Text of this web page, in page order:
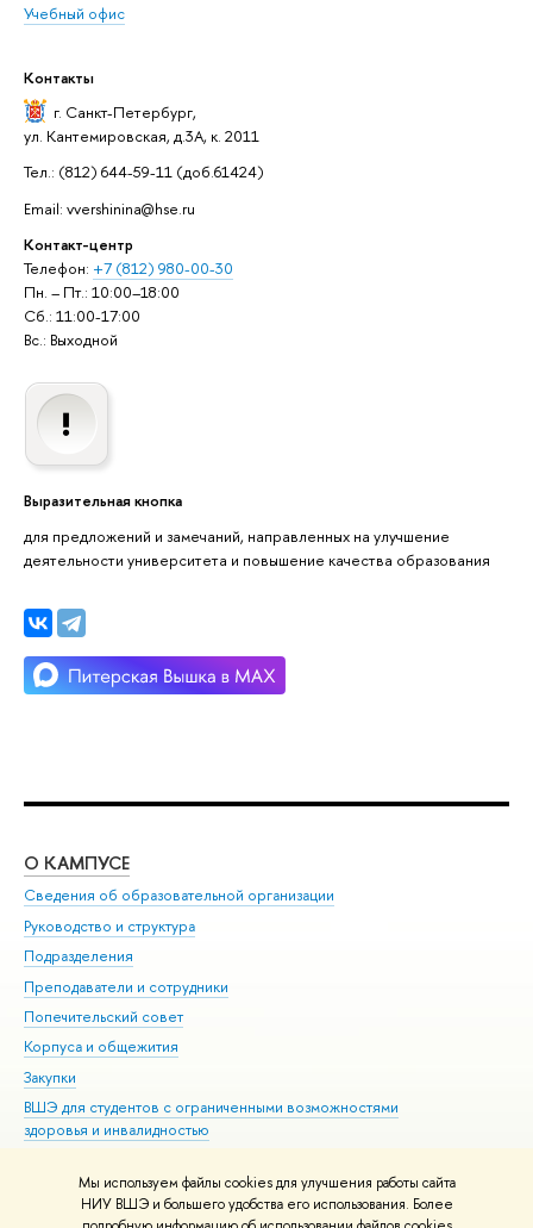
Мы используем файлы cookies для улучшения работы сайта
НИУ ВШЭ и большего удобства его использования. Более
Учебный офис
Контакты
г. Санкт-Петербург,
ул. Кантемировская, д.3А, к. 2011
Тел.: (812) 644-59-11 (доб.61424)
Email: vvershinina@hse.ru
Контакт-центр
Телефон: +7 (812) 980-00-30
Пн. – Пт.: 10:00–18:00
Сб.: 11:00-17:00
Вс.: Выходной
Выразительная кнопка
для предложений и замечаний, направленных на улучшение
деятельности университета и повышение качества образования
О КАМПУСЕ
Сведения об образовательной организации
Руководство и структура
Подразделения
Преподаватели и сотрудники
Попечительский совет
Корпуса и общежития
Закупки
ВШЭ для студентов с ограниченными возможностями
здоровья и инвалидностью
Единая платежная страница